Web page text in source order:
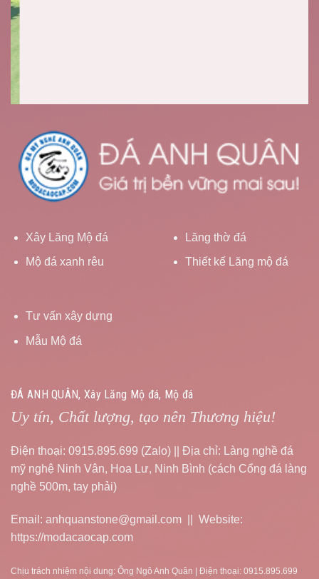
Xây Lăng Mộ đá
Mộ đá xanh rêu
Lăng thờ đá
Thiết kế Lăng mộ đá
Tư vấn xây dựng
Mẫu Mộ đá
ĐÁ ANH QUÂN, Xây Lăng Mộ đá, Mộ đá
Uy tín, Chất lượng, tạo nên Thương hiệu!
Điện thoại: 0915.895.699 (Zalo) || Địa chỉ: Làng nghề đá
mỹ nghệ Ninh Vân, Hoa Lư, Ninh Bình (cách Cổng đá làng
nghề 500m, tay phải)
Email: anhquanstone@gmail.com || Website:
https://modacaocap.com
Chịu trách nhiệm nội dung: Ông Ngô Anh Quân | Điện thoại: 0915.895.699